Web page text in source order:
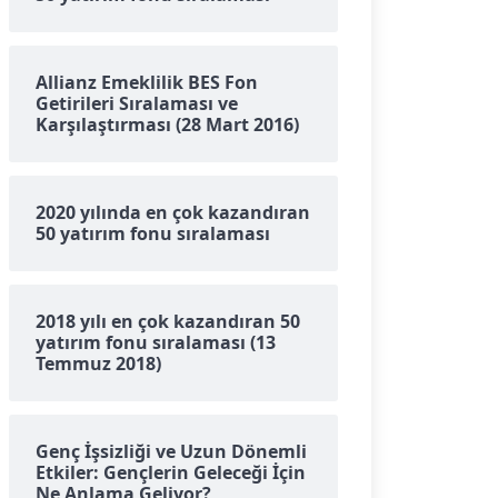
Allianz Emeklilik BES Fon
Getirileri Sıralaması ve
Karşılaştırması (28 Mart 2016)
2020 yılında en çok kazandıran
50 yatırım fonu sıralaması
2018 yılı en çok kazandıran 50
yatırım fonu sıralaması (13
Temmuz 2018)
Genç İşsizliği ve Uzun Dönemli
Etkiler: Gençlerin Geleceği İçin